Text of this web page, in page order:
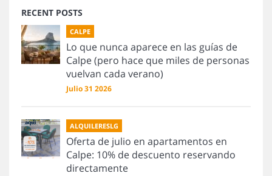
RECENT POSTS
CALPE
Lo que nunca aparece en las guías de
Calpe (pero hace que miles de personas
vuelvan cada verano)
Julio 31 2026
ALQUILERESLG
Oferta de julio en apartamentos en
Calpe: 10% de descuento reservando
directamente